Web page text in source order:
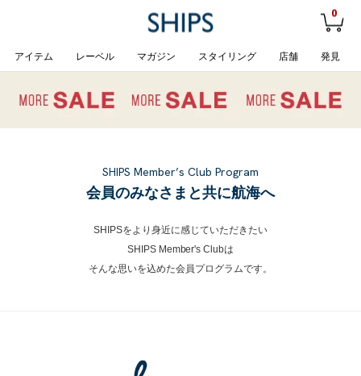
0
アイテム レーベル マガジン スタイリング 店舗 発見
SHIPS Member’s Club Program
会員のみなさまと共に航海へ
SHIPSをより身近に感じていただきたい
SHIPS Member's Clubは
そんな思いを込めた会員プログラムです。